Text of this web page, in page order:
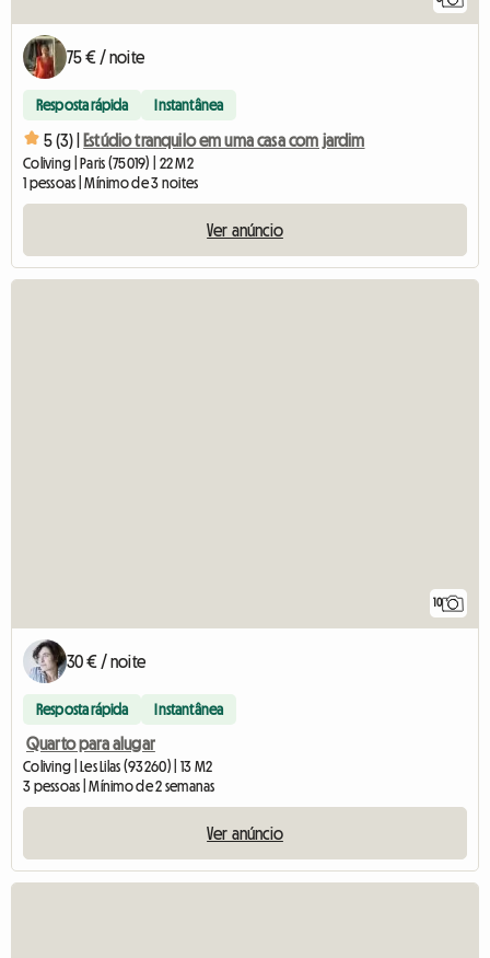
75 € / noite
Resposta rápida Instantânea
5 (3) | Estúdio tranquilo em uma casa com jardim
Coliving | Paris (75019) | 22 M2
1 pessoas | Mínimo de 3 noites
Ver anúncio
10
30 € / noite
Resposta rápida Instantânea
Quarto para alugar
Coliving | Les Lilas (93260) | 13 M2
3 pessoas | Mínimo de 2 semanas
Ver anúncio